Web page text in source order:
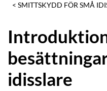
SMITTSKYDD FÖR SMÅ
idisslare